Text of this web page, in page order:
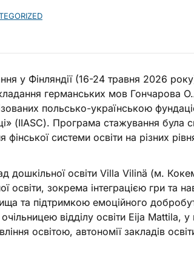
у Фінляндії (16-24 травня 2026
германських мов Гончарова
польсько-українською
(IIASC). Програма стажування була
системи освіти на різних
дошкільної освіти Villa Vilinä (м.
освіти, зокрема інтеграцією гри та
та підтримкою емоційного
очільницею відділу освіти Eija Mattila,
освітою, автономії закладів